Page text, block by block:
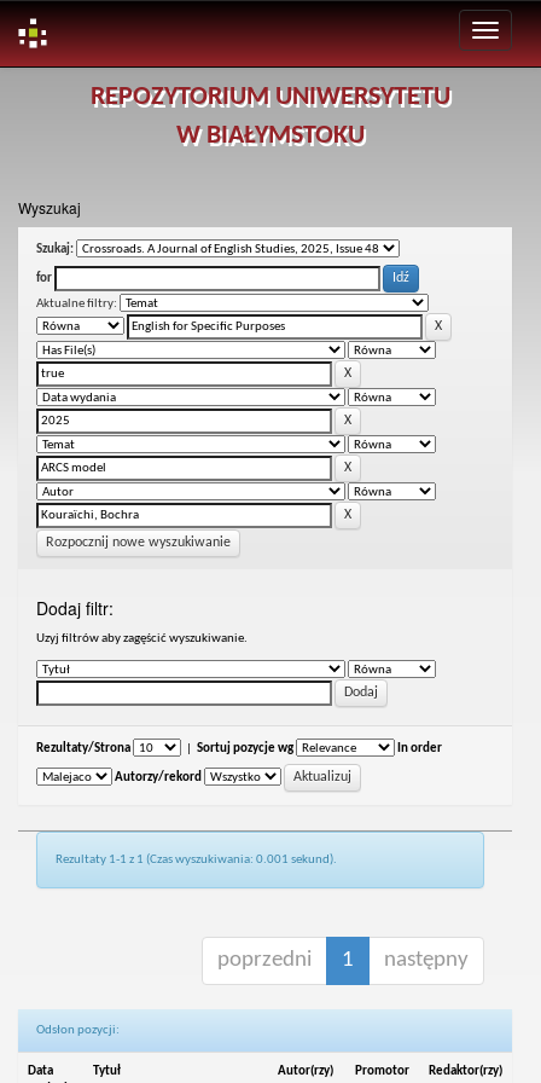
REPOZYTORIUM UNIWERSYTETU
W BIAŁYMSTOKU
Wyszukaj
Szukaj:
for
Aktualne filtry:
Rozpocznij nowe wyszukiwanie
Dodaj filtr:
Uzyj filtrów aby zagęścić wyszukiwanie.
Rezultaty/Strona Sortuj pozycje wg In order
Autorzy/rekord
Rezultaty 1-1 z 1 (Czas wyszukiwania: 0.001 sekund).
poprzedni 1 następny
Odsłon pozycji:
Data Tytuł Autor(rzy) Promotor Redaktor(rzy)